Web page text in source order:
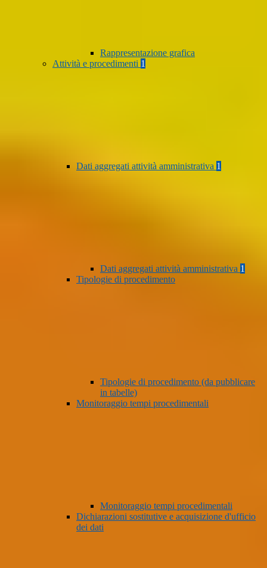
Rappresentazione grafica
Attività e procedimenti 1
Dati aggregati attività amministrativa 1
Dati aggregati attività amministrativa 1
Tipologie di procedimento
Tipologie di procedimento (da pubblicare
in tabelle)
Monitoraggio tempi procedimentali
Monitoraggio tempi procedimentali
Dichiarazioni sostitutive e acquisizione d'ufficio
dei dati